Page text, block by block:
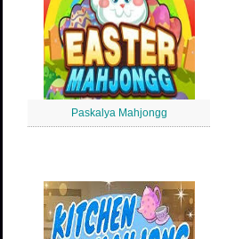
Paskalya Mahjongg